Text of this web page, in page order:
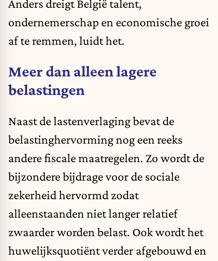
Anders dreigt België talent,
ondernemerschap en economische groei
af te remmen, luidt het.
Meer dan alleen lagere
belastingen
Naast de lastenverlaging bevat de
belastinghervorming nog een reeks
andere fiscale maatregelen. Zo wordt de
bijzondere bijdrage voor de sociale
zekerheid hervormd zodat
alleenstaanden niet langer relatief
zwaarder worden belast. Ook wordt het
huwelijksquotiënt verder afgebouwd en